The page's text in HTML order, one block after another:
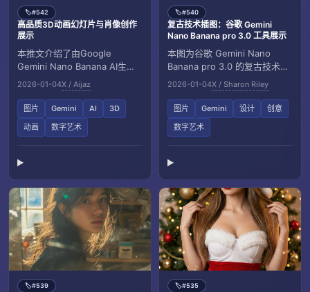
🏷️#542
高品质3D动画幻灯片与肖像创作
展示
本推文介绍了由Google
Gemini Nano Banana AI生成
的高分辨率3D动画幻灯片与肖
像，包括细腻的角色细节、光
影效果和丰富的纹理，展现了
先进的数字艺术与动画技术应
用。
2026-01-04X / Aijaz
图片 Gemini AI
3D
动画
数字艺术
🏷️#540
复古技术插图：谷歌 Gemini
Nano Banana pro 3.0 工具展示
本图为谷歌 Gemini Nano
Banana pro 3.0 的复古技术插
图，描绘一只戴手套的手握黄
铜绘图圆规和老式钢笔，背景
为房屋建筑蓝图及机械元素，
展现传统制图与现代技术的结
合。
2026-01-04X / Sharon Riley
图片 Gemini 设计
创意
数字艺术
🏷️#539 🏷️#535